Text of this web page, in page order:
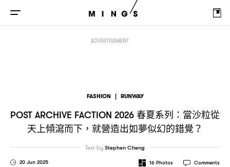
ADVERTISEMENT
FASHION | RUNWAY
POST ARCHIVE FACTION 2026 春夏系列 ： 當沙粒從
天上傾瀉而下 ， 就營造出如夢似幻的錯覺？
20 Jun 2025
Text byStephen Cheng
16 Photos Comments
POST ARCHIVE FACTION 2026 春夏系列 ：當沙粒從天上傾瀉而下 就營造出